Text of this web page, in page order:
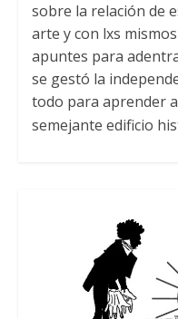
sobre la relación de
arte y con lxs
apuntes para
se gestó la
todo para aprender a
semejante edificio